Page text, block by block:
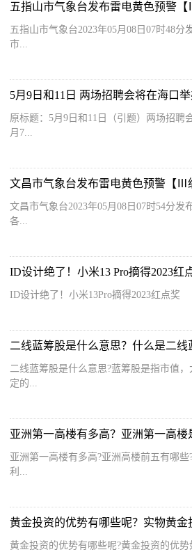
五指山市气象台2023年05月08日07时48
市...
5月9日和11日 两场招聘会将在海口
原标题：5月9日和11日（引题）两场招聘
月7...
文昌市气象台2023年05月08日07时54分发
各...
ID设计绝了！小米13 Pro摘得2023红
ID设计绝了！小米13Pro摘得2023红点奖
二线蓝筹股是什么意思？什么是二线
二线蓝筹股是什么意思?蓝筹股是指市值
定的...
亚洲第一高楼有多高？亚洲第一高楼
亚洲第一高楼有多高?亚洲高楼前五有哪
利...
黄金投资的优势有哪些呢？实物黄金
黄金投资的优势有哪些呢?黄金投资的优